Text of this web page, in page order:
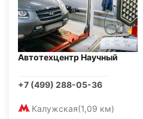
Автотехцентр Научный
+7 (499) 288-05-36
Калужская(1,09 км)